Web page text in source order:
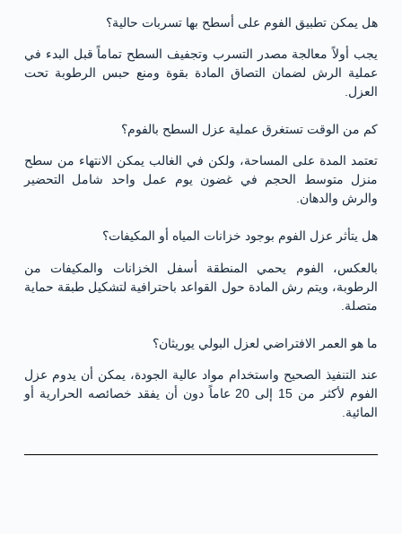
هل يمكن تطبيق الفوم على أسطح بها تسربات حالية؟
يجب أولاً معالجة مصدر التسرب وتجفيف السطح تماماً قبل البدء في
عملية الرش لضمان التصاق المادة بقوة ومنع حبس الرطوبة تحت
العزل.
كم من الوقت تستغرق عملية عزل السطح بالفوم؟
تعتمد المدة على المساحة، ولكن في الغالب يمكن الانتهاء من سطح
منزل متوسط الحجم في غضون يوم عمل واحد شامل التحضير
والرش والدهان.
هل يتأثر عزل الفوم بوجود خزانات المياه أو المكيفات؟
بالعكس، الفوم يحمي المنطقة أسفل الخزانات والمكيفات من
الرطوبة، ويتم رش المادة حول القواعد باحترافية لتشكيل طبقة حماية
متصلة.
ما هو العمر الافتراضي لعزل البولي يوريثان؟
عند التنفيذ الصحيح واستخدام مواد عالية الجودة، يمكن أن يدوم عزل
الفوم لأكثر من 15 إلى 20 عاماً دون أن يفقد خصائصه الحرارية أو
المائية.